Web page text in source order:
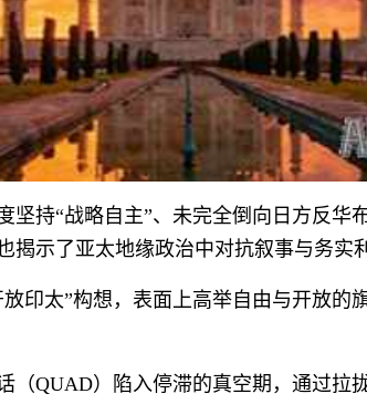
坚持“战略自主”、未完全倒向日方反华
揭示了亚太地缘政治中对抗叙事与务实
放印太”构想，表面上高举自由与开放的
（QUAD）陷入停滞的真空期，通过拉